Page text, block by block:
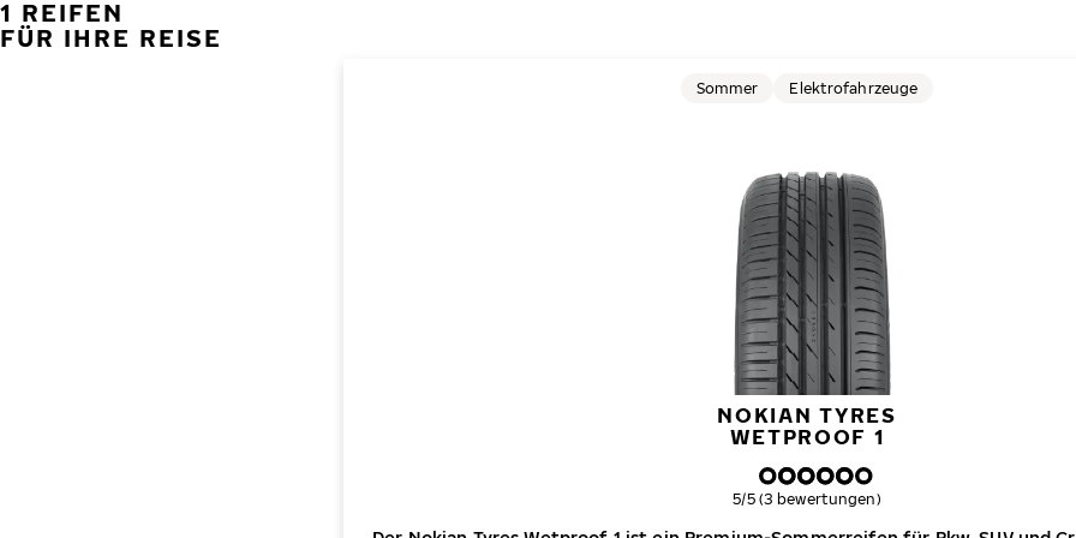
1 REIFEN
FÜR IHRE REISE
NOKIAN TYRES
WETPROOF 1
Sommer Elektrofahrzeuge
Gesamtbewertung
5/5 (3 bewertungen)